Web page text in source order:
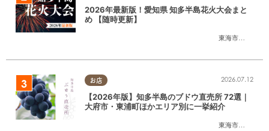
東海市大府市
2026年最新版！愛知県 知多半島花火大会まと
め 【随時更新】
お店
東海市大府市
2026.07.12
【2026年版】知多半島のブドウ直売所 72選｜
大府市・東浦町ほかエリア別に一挙紹介